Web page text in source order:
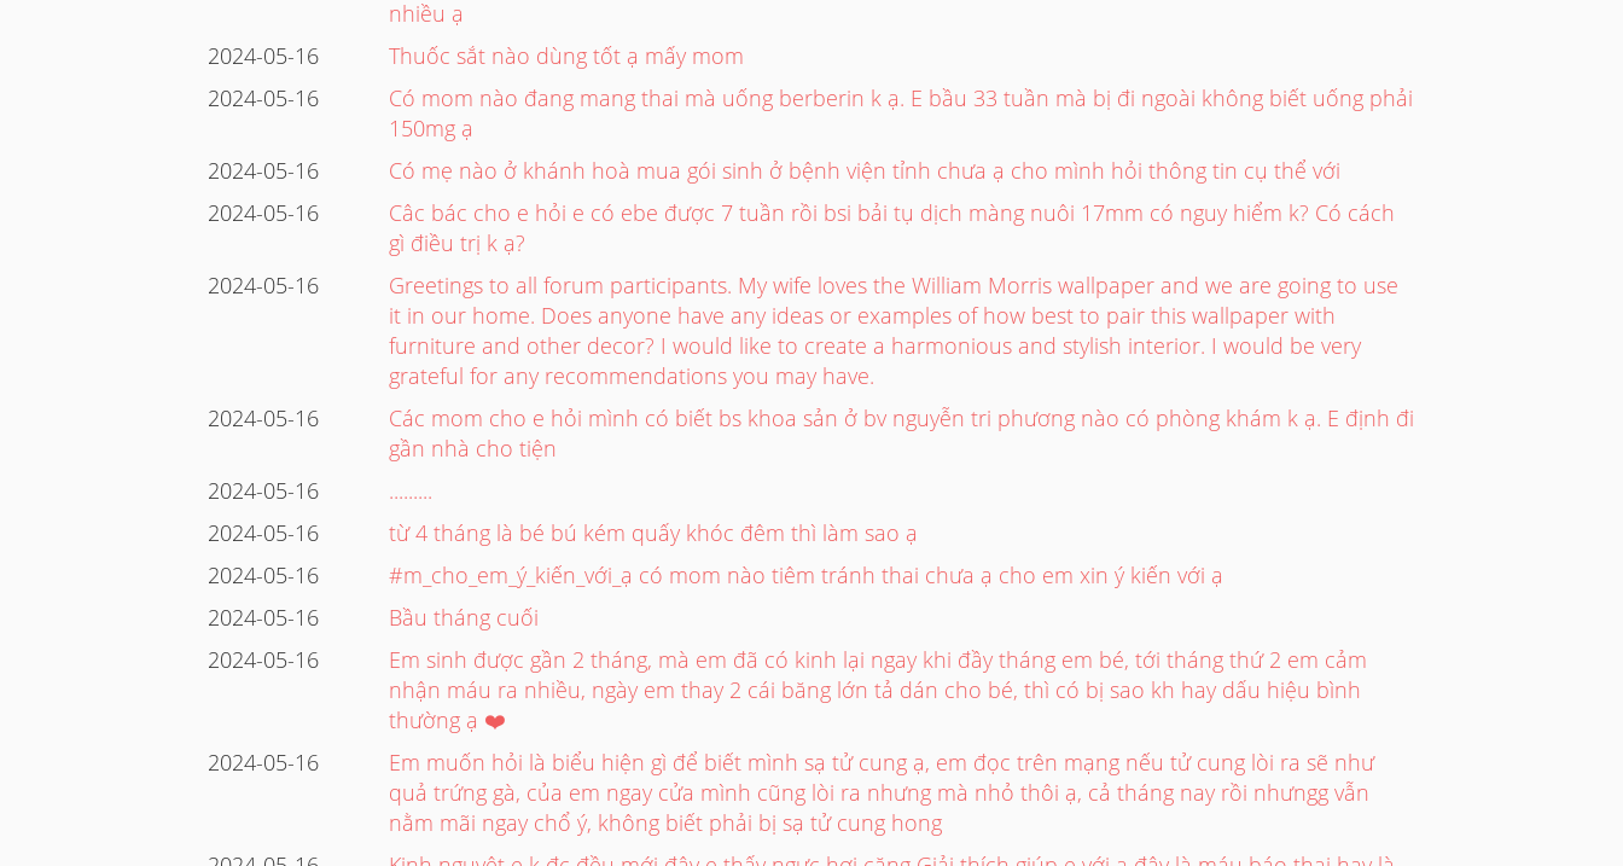
nhiều ạ
2024-05-16
Thuốc sắt nào dùng tốt ạ mấy mom
2024-05-16
Có mom nào đang mang thai mà uống berberin k ạ. E bầu 33 tuần mà bị đi ngoài không biết uống phải
150mg ạ
2024-05-16
Có mẹ nào ở khánh hoà mua gói sinh ở bệnh viện tỉnh chưa ạ cho mình hỏi thông tin cụ thể với
2024-05-16
Câc bác cho e hỏi e có ebe được 7 tuần rồi bsi bải tụ dịch màng nuôi 17mm có nguy hiểm k? Có cách
gì điều trị k ạ?
2024-05-16
Greetings to all forum participants. My wife loves the William Morris wallpaper and we are going to use
it in our home. Does anyone have any ideas or examples of how best to pair this wallpaper with
furniture and other decor? I would like to create a harmonious and stylish interior. I would be very
grateful for any recommendations you may have.
2024-05-16
Các mom cho e hỏi mình có biết bs khoa sản ở bv nguyễn tri phương nào có phòng khám k ạ. E định đi
gần nhà cho tiện
2024-05-16
.........
2024-05-16
từ 4 tháng là bé bú kém quấy khóc đêm thì làm sao ạ
2024-05-16
#m_cho_em_ý_kiến_với_ạ có mom nào tiêm tránh thai chưa ạ cho em xin ý kiến với ạ
2024-05-16
Bầu tháng cuối
2024-05-16
Em sinh được gần 2 tháng, mà em đã có kinh lại ngay khi đầy tháng em bé, tới tháng thứ 2 em cảm
nhận máu ra nhiều, ngày em thay 2 cái băng lớn tả dán cho bé, thì có bị sao kh hay dấu hiệu bình
thường ạ ❤️
2024-05-16
Em muốn hỏi là biểu hiện gì để biết mình sạ tử cung ạ, em đọc trên mạng nếu tử cung lòi ra sẽ như
quả trứng gà, của em ngay cửa mình cũng lòi ra nhưng mà nhỏ thôi ạ, cả tháng nay rồi nhưngg vẫn
nằm mãi ngay chổ ý, không biết phải bị sạ tử cung hong